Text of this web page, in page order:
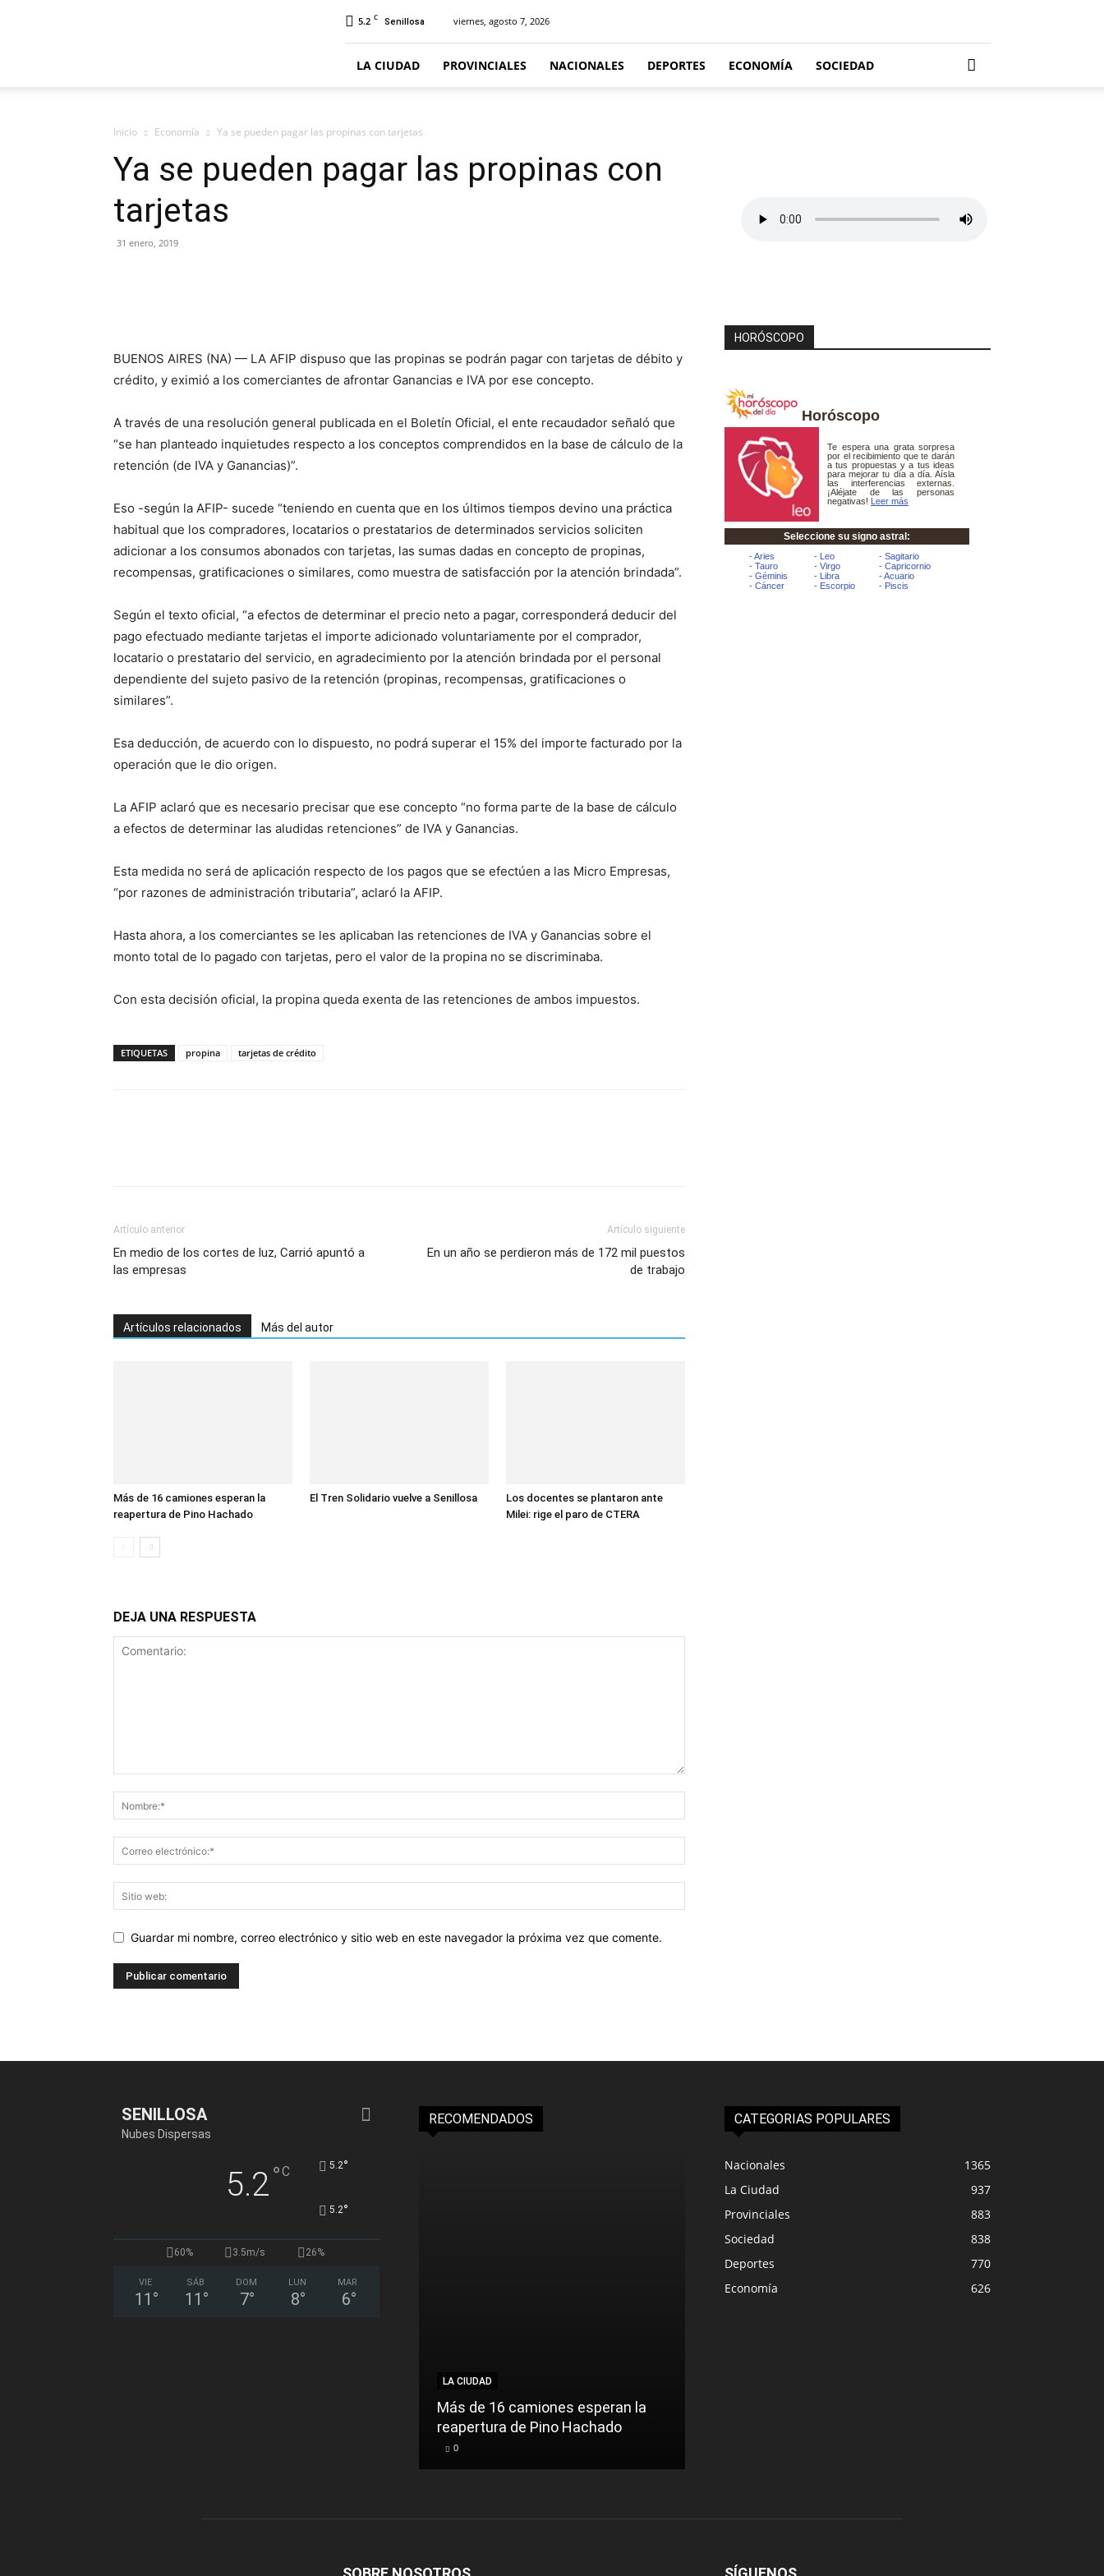
5.2 C Senillosa viernes, agosto 7, 2026
LA CIUDAD PROVINCIALES NACIONALES DEPORTES ECONOMÍA SOCIEDAD
Inicio Economía Ya se pueden pagar las propinas con tarjetas
Ya se pueden pagar las propinas con
tarjetas
31 enero, 2019
BUENOS AIRES (NA) — LA AFIP dispuso que las propinas se podrán pagar con tarjetas de débito y
crédito, y eximió a los comerciantes de afrontar Ganancias e IVA por ese concepto.
A través de una resolución general publicada en el Boletín Oficial, el ente recaudador señaló que
“se han planteado inquietudes respecto a los conceptos comprendidos en la base de cálculo de la
retención (de IVA y Ganancias)”.
Eso -según la AFIP- sucede “teniendo en cuenta que en los últimos tiempos devino una práctica
habitual que los compradores, locatarios o prestatarios de determinados servicios soliciten
adicionar a los consumos abonados con tarjetas, las sumas dadas en concepto de propinas,
recompensas, gratificaciones o similares, como muestra de satisfacción por la atención brindada”.
Según el texto oficial, “a efectos de determinar el precio neto a pagar, corresponderá deducir del
pago efectuado mediante tarjetas el importe adicionado voluntariamente por el comprador,
locatario o prestatario del servicio, en agradecimiento por la atención brindada por el personal
dependiente del sujeto pasivo de la retención (propinas, recompensas, gratificaciones o
similares”.
Esa deducción, de acuerdo con lo dispuesto, no podrá superar el 15% del importe facturado por la
operación que le dio origen.
La AFIP aclaró que es necesario precisar que ese concepto “no forma parte de la base de cálculo
a efectos de determinar las aludidas retenciones” de IVA y Ganancias.
Esta medida no será de aplicación respecto de los pagos que se efectúen a las Micro Empresas,
“por razones de administración tributaria”, aclaró la AFIP.
Hasta ahora, a los comerciantes se les aplicaban las retenciones de IVA y Ganancias sobre el
monto total de lo pagado con tarjetas, pero el valor de la propina no se discriminaba.
Con esta decisión oficial, la propina queda exenta de las retenciones de ambos impuestos.
ETIQUETAS propina tarjetas de crédito
Artículo anterior
En medio de los cortes de luz, Carrió apuntó a
las empresas
Artículo siguiente
En un año se perdieron más de 172 mil puestos
de trabajo
Artículos relacionados Más del autor
Más de 16 camiones esperan la
reapertura de Pino Hachado
El Tren Solidario vuelve a Senillosa
Los docentes se plantaron ante
Milei: rige el paro de CTERA
DEJA UNA RESPUESTA
Guardar mi nombre, correo electrónico y sitio web en este navegador la próxima vez que comente.
HORÓSCOPO
Horóscopo
SENILLOSA
Nubes Dispersas
5.2°C 5.2°
5.2°
60% 3.5m/s 26%
VIE
11 °
SÁB
11 °
DOM
7°
LUN
8°
MAR
6°
RECOMENDADOS
LA CIUDAD
Más de 16 camiones esperan la
reapertura de Pino Hachado
0
CATEGORIAS POPULARES
Nacionales
1365
La Ciudad
937
Provinciales
883
Sociedad
838
Deportes
770
Economía
626